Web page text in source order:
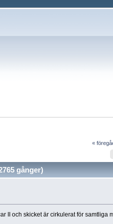
«
gånger)
II och skicket är cirkulerat för samtliga